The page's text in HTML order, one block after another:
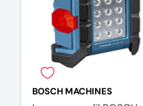
BOSCH MACHINES